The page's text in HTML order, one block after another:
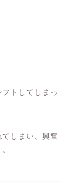
トしてしまっ
しまい、興奮